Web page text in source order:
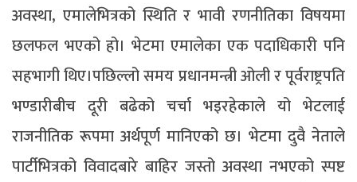
अवस्था, एमालेभित्रको स्थिति र भावी रणनीतिका विषयमा
छलफल भएको हो। भेटमा एमालेका एक पदाधिकारी पनि
सहभागी थिए।पछिल्लो समय प्रधानमन्त्री ओली र पूर्वराष्ट्रपति
भण्डारीबीच दूरी बढेको चर्चा भइरहेकाले यो भेटलाई
राजनीतिक रूपमा अर्थपूर्ण मानिएको छ। भेटमा दुवै नेताले
पार्टीभित्रको विवादबारे बाहिर जस्तो अवस्था नभएको स्पष्ट